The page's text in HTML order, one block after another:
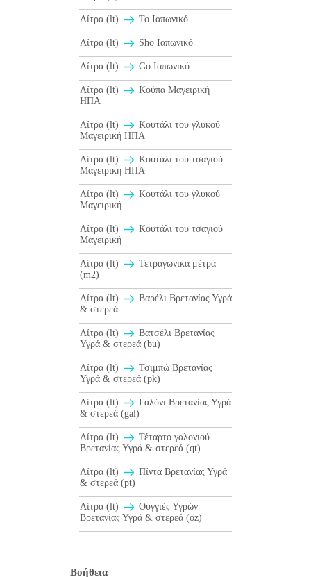
Λίτρα (lt) To Ιαπωνικό
Λίτρα (lt) Sho Ιαπωνικό
Λίτρα (lt) Go Ιαπωνικό
Λίτρα (lt)
Κούπα Μαγειρική
ΗΠΑ
Λίτρα (lt)
Κουτάλι του γλυκού
Μαγειρική ΗΠΑ
Λίτρα (lt)
Κουτάλι του τσαγιού
Μαγειρική ΗΠΑ
Λίτρα (lt)
Κουτάλι του γλυκού
Μαγειρική
Λίτρα (lt)
Κουτάλι του τσαγιού
Μαγειρική
Λίτρα (lt)
Τετραγωνικά μέτρα
(m2)
Λίτρα (lt)
Βαρέλι Βρετανίας Υγρά
& στερεά
Λίτρα (lt)
Βατσέλι Βρετανίας
Υγρά & στερεά (bu)
Λίτρα (lt)
Τσιμπώ Βρετανίας
Υγρά & στερεά (pk)
Λίτρα (lt)
Γαλόνι Βρετανίας Υγρά
& στερεά (gal)
Λίτρα (lt)
Τέταρτο γαλονιού
Βρετανίας Υγρά & στερεά (qt)
Λίτρα (lt)
Πίντα Βρετανίας Υγρά
& στερεά (pt)
Λίτρα (lt)
Ουγγιές Υγρών
Βρετανίας Υγρά & στερεά (oz)
Βοήθεια